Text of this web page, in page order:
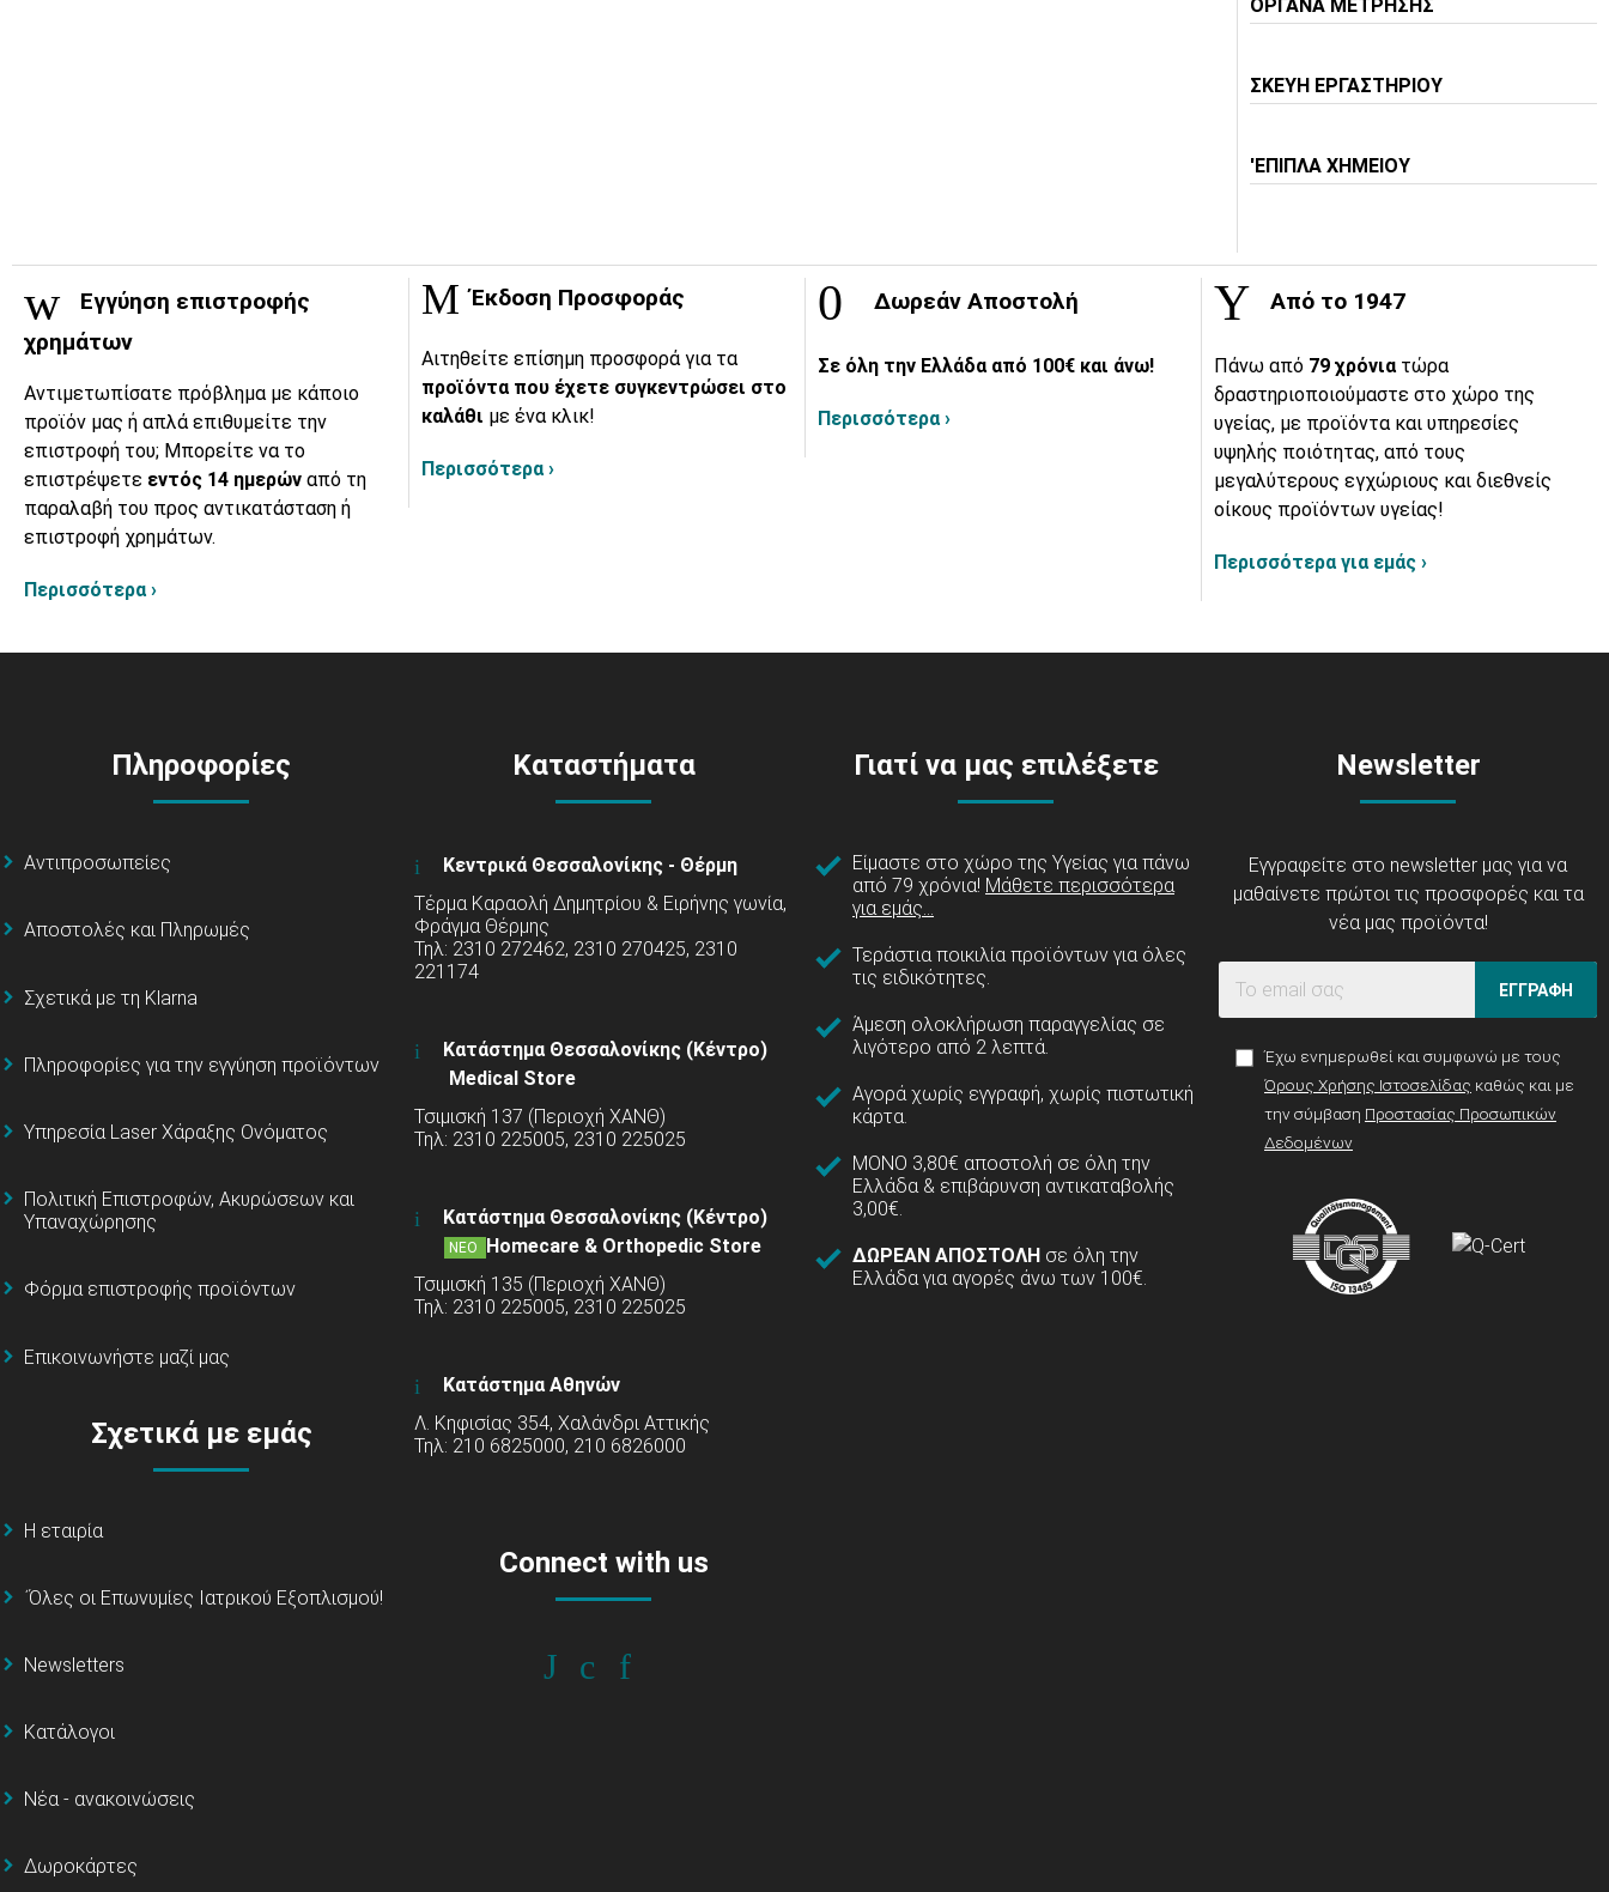
ΟΡΓΑΝΑ ΜΕΤΡΗΣΗΣ
ΣΚΕΥΗ ΕΡΓΑΣΤΗΡΙΟΥ
'ΕΠΙΠΛΑ ΧΗΜΕΙΟΥ
Εγγύηση επιστροφής
χρημάτων
Αντιμετωπίσατε πρόβλημα με κάποιο
προϊόν μας ή απλά επιθυμείτε την
επιστροφή του; Μπορείτε να το
επιστρέψετε εντός 14 ημερών από τη
παραλαβή του προς αντικατάσταση ή
επιστροφή χρημάτων.
Περισσότερα ›
Έκδοση Προσφοράς
Αιτηθείτε επίσημη προσφορά για τα
προϊόντα που έχετε συγκεντρώσει στο
καλάθι με ένα κλικ!
Περισσότερα ›
Δωρεάν Αποστολή
Σε όλη την Ελλάδα από 100€ και άνω!
Περισσότερα ›
Από το 1947
Πάνω από 79 χρόνια τώρα
δραστηριοποιούμαστε στο χώρο της
υγείας, με προϊόντα και υπηρεσίες
υψηλής ποιότητας, από τους
μεγαλύτερους εγχώριους και διεθνείς
οίκους προϊόντων υγείας!
Περισσότερα για εμάς ›
Πληροφορίες
Αντιπροσωπείες
Αποστολές και Πληρωμές
Σχετικά με τη Klarna
Πληροφορίες για την εγγύηση προϊόντων
Υπηρεσία Laser Χάραξης Ονόματος
Πολιτική Επιστροφών, Ακυρώσεων και
Υπαναχώρησης
Φόρμα επιστροφής προϊόντων
Επικοινωνήστε μαζί μας
Σχετικά με εμάς
Η εταιρία
΄Όλες οι Επωνυμίες Ιατρικού Εξοπλισμού!
Newsletters
Κατάλογοι
Νέα - ανακοινώσεις
Δωροκάρτες
Καταστήματα
Κεντρικά Θεσσαλονίκης - Θέρμη
Τέρμα Καραολή Δημητρίου & Ειρήνης γωνία,
Φράγμα Θέρμης
Τηλ: 2310 272462, 2310 270425, 2310
221174
Κατάστημα Θεσσαλονίκης (Κέντρο)
Medical Store
Τσιμισκή 137 (Περιοχή ΧΑΝΘ)
Τηλ: 2310 225005, 2310 225025
Κατάστημα Θεσσαλονίκης (Κέντρο)
ΝΕΟ
Homecare & Orthopedic Store
Τσιμισκή 135 (Περιοχή ΧΑΝΘ)
Τηλ: 2310 225005, 2310 225025
Κατάστημα Αθηνών
Λ. Κηφισίας 354, Χαλάνδρι Αττικής
Τηλ: 210 6825000, 210 6826000
Connect with us
Γιατί να μας επιλέξετε
Είμαστε στο χώρο της Υγείας για πάνω
από 79 χρόνια! Μάθετε περισσότερα
για εμάς...
Τεράστια ποικιλία προϊόντων για όλες
τις ειδικότητες.
Άμεση ολοκλήρωση παραγγελίας σε
λιγότερο από 2 λεπτά.
Αγορά χωρίς εγγραφή, χωρίς πιστωτική
κάρτα.
ΜΟΝΟ 3,80€ αποστολή σε όλη την
Ελλάδα & επιβάρυνση αντικαταβολής
3,00€.
ΔΩΡΕΑΝ ΑΠΟΣΤΟΛΗ σε όλη την
Ελλάδα για αγορές άνω των 100€.
Newsletter
Εγγραφείτε στο newsletter μας για να
μαθαίνετε πρώτοι τις προσφορές και τα
νέα μας προϊόντα!
ΕΓΓΡΑΦΗ
Έχω ενημερωθεί και συμφωνώ με τους
Όρους Χρήσης Ιστοσελίδας καθώς και με
την σύμβαση Προστασίας Προσωπικών
Δεδομένων